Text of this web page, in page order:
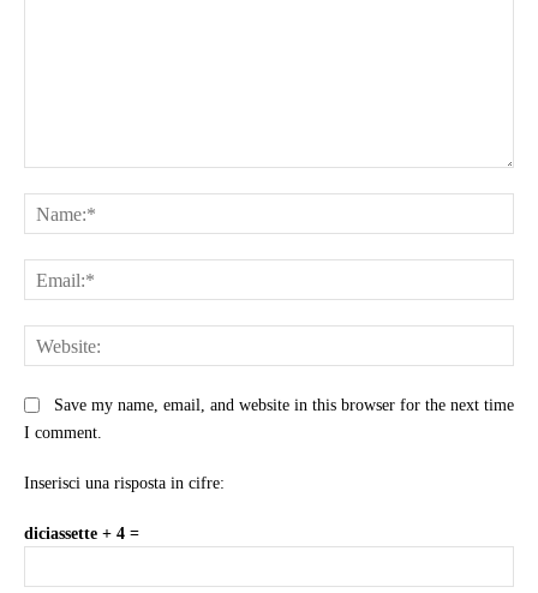
Save my name, email, and website in this browser for the next time
I comment.
Inserisci una risposta in cifre:
diciassette + 4 =